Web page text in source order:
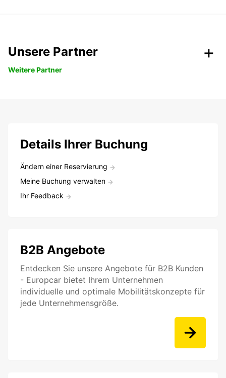
Unsere Partner
Weitere Partner
Details Ihrer Buchung
Ändern einer Reservierung
Meine Buchung verwalten
Ihr Feedback
B2B Angebote
Entdecken Sie unsere Angebote für B2B Kunden
- Europcar bietet Ihrem Unternehmen
individuelle und optimale Mobilitätskonzepte für
jede Unternehmensgröße.